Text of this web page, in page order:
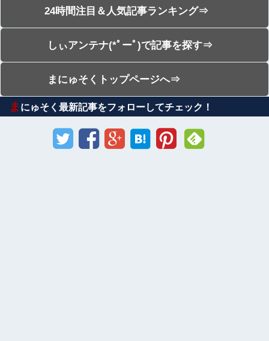
24時間注目＆人気記事ランキング⇒
しぃアンテナ(*ﾟーﾟ)で記事を探す⇒
まにゅそくトップページへ⇒
ま にゅそく最新記事をフォローしてチェック！